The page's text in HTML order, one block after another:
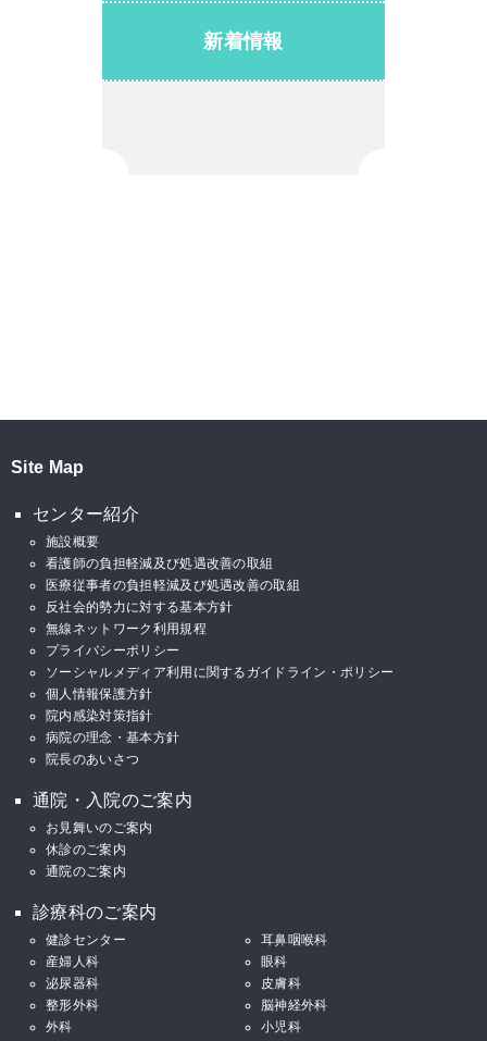
新着情報
Site Map
センター紹介
施設概要
看護師の負担軽減及び処遇改善の取組
医療従事者の負担軽減及び処遇改善の取組
反社会的勢力に対する基本方針
無線ネットワーク利用規程
プライバシーポリシー
ソーシャルメディア利用に関するガイドライン・ポリシー
個人情報保護方針
院内感染対策指針
病院の理念・基本方針
院長のあいさつ
通院・入院のご案内
お見舞いのご案内
休診のご案内
通院のご案内
診療科のご案内
健診センター
耳鼻咽喉科
産婦人科
眼科
泌尿器科
皮膚科
整形外科
脳神経外科
外科
小児科